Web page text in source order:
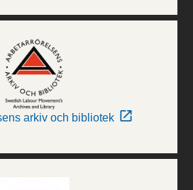
arkiv och bibliotek